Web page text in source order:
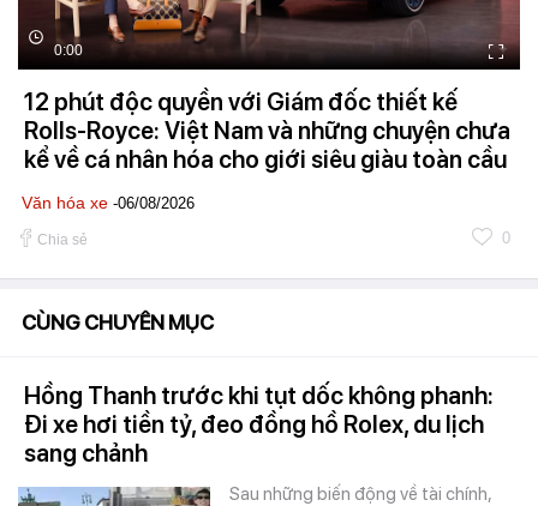
0:00
12 phút độc quyền với Giám đốc thiết kế
Rolls-Royce: Việt Nam và những chuyện chưa
kể về cá nhân hóa cho giới siêu giàu toàn cầu
Văn hóa xe -06/08/2026
Chia sẻ 0
CÙNG CHUYÊN MỤC
Hồng Thanh trước khi tụt dốc không phanh:
Đi xe hơi tiền tỷ, đeo đồng hồ Rolex, du lịch
sang chảnh
Sau những biến động về tài chính,